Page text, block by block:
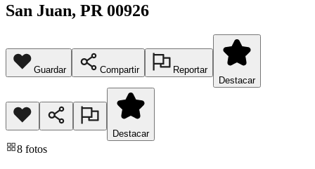
San Juan, PR 00926
Guardar Compartir
Reportar
Destacar
Destacar
8 fotos